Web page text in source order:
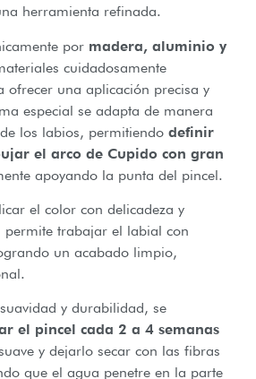
herramienta refinada.
por madera, aluminio y
cuidadosamente
ofrecer una aplicación precisa y
especial se adapta de manera
los labios, permitiendo definir
el arco de Cupido con gran
apoyando la punta del pincel.
el color con delicadeza y
permite trabajar el labial con
un acabado limpio,
y durabilidad, se
el pincel cada 2 a 4 semanas
y dejarlo secar con las fibras
que el agua penetre en la parte